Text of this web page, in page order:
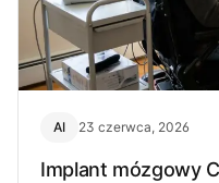
AI 23 czerwca, 2026
Implant mózgowy